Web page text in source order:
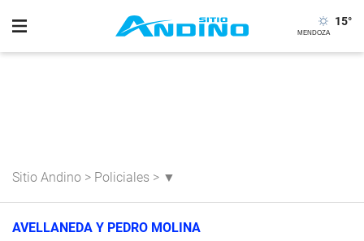
15°
Sitio Andino > Policiales > ▼
AVELLANEDA Y PEDRO MOLINA